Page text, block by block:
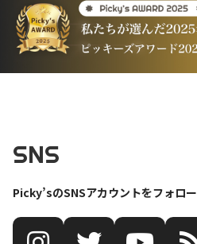
SNS
Picky’sのSNSアカウントをフォロー